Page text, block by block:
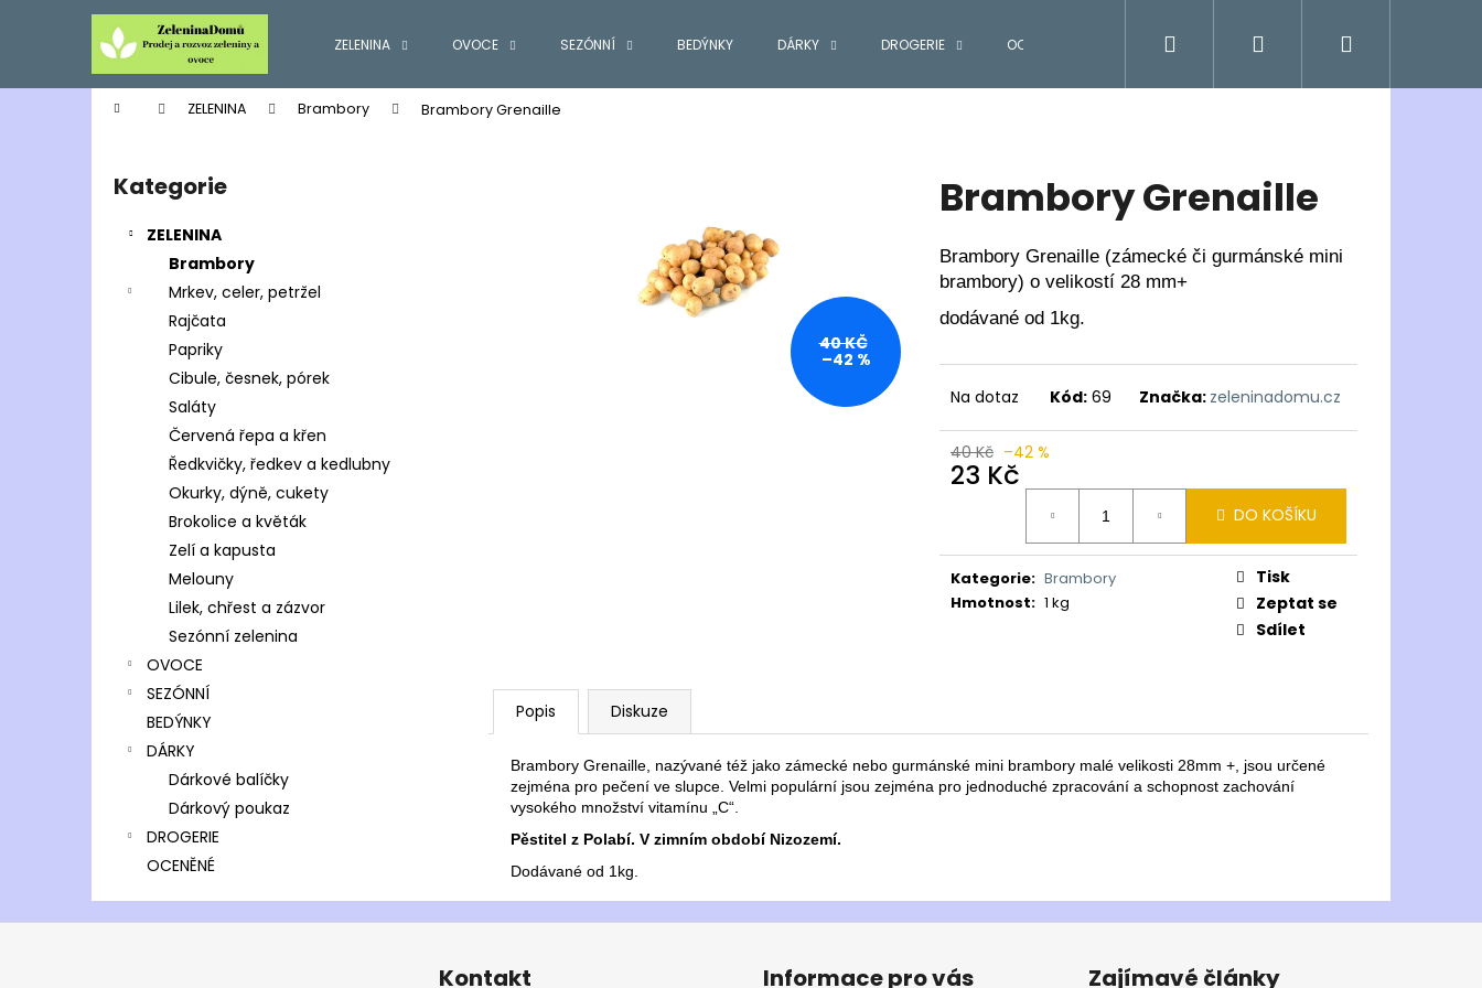
ZELENINA OVOCE SEZÓNNÍ BEDÝNKY DÁRKY DROGERIE OCENĚNÉ Přihlášení
Domů ZELENINA Brambory Brambory Grenaille
Přeskočit
kategorie
Kategorie
ZELENINA
Brambory
Mrkev, celer, petržel
Rajčata
Papriky
Cibule, česnek, pórek
Saláty
Červená řepa a křen
Ředkvičky, ředkev a kedlubny
Okurky, dýně, cukety
Brokolice a květák
Zelí a kapusta
Melouny
Lilek, chřest a zázvor
Sezónní zelenina
OVOCE
SEZÓNNÍ
BEDÝNKY
DÁRKY
Dárkové balíčky
Dárkový poukaz
DROGERIE
OCENĚNÉ
Brambory Grenaille
Brambory Grenaille (zámecké či gurmánské mini
brambory) o velikostí 28 mm+
dodávané od 1kg.
Na dotaz Kód: 69 Značka: zeleninadomu.cz
40 Kč –42 %
23 Kč
DO KOŠÍKU
Kategorie: Brambory
Hmotnost: 1 kg
Tisk
Zeptat se
Sdílet
40 KČ
–42 %
Popis Diskuze
Brambory Grenaille, nazývané též jako zámecké nebo gurmánské mini brambory malé velikosti 28mm +, jsou určené
zejména pro pečení ve slupce. Velmi populární jsou zejména pro jednoduché zpracování a schopnost zachování
vysokého množství vitamínu „C“.
Pěstitel z Polabí. V zimním období Nizozemí.
Dodávané od 1kg.
í
Zpět
do
Zpět
do
Co potřebujete najít?
Doporučujeme
Z
Kontakt Informace pro vás Zajímavé články